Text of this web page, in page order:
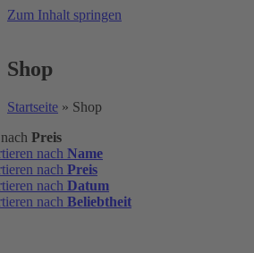
Zum Inhalt springen
Shop
Startseite » Shop
Preis
nach Name
nach Preis
nach Datum
nach Beliebtheit